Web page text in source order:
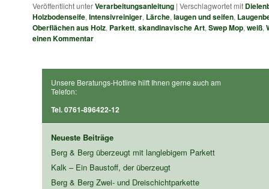
Veröffentlicht unterVerarbeitungsanleitung | Verschlagwortet mit
Holzbodenseife, Intensivreiniger, Lärche, laugen und seifen,
Oberflächen aus Holz, Parkett, skandinavische Art, Swep Mop, weiß,
einen Kommentar
Unsere Beratungs-Hotline hilft Ihnen gerne auch am
Telefon:
Tel. 0761-896422-12
Neueste Beiträge
Berg & Berg überzeugt mit langlebigem Parkett
Kalk – Ein Baustoff, der überzeugt
Berg & Berg Zwei- und Dreischichtparkette